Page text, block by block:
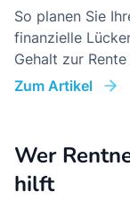
So planen Sie
finanzielle
Gehalt zur
Zum Artikel
Wer
hilft